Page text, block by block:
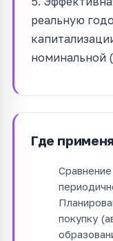
реальную
номинальной
Где
покупку